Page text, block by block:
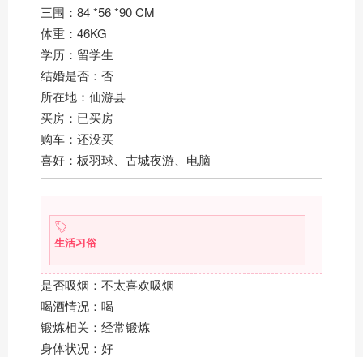
三围：84 *56 *90 CM
体重：46KG
学历：留学生
结婚是否：否
所在地：仙游县
买房：已买房
购车：还没买
喜好：板羽球、古城夜游、电脑
生活习俗
是否吸烟：不太喜欢吸烟
喝酒情况：喝
锻炼相关：经常锻炼
身体状况：好